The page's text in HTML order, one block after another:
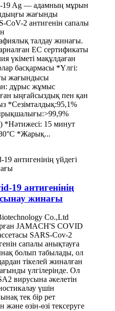
19 Ag — адамның мұрын
жағынды
CoV-2 антигенін сапалы
талдау жинағы.
EC сертификаты
үкіметі мақұлдаған
басқармасы *Үлгі:
жағындысы
дұрыс жұмыс
ыңғайсыздық пен қан
*Сезімталдық:95,1%
*Нәтижесі: 15 минут
*Жарық...
19 антигенінің
сынау жинағы
Co.,Ltd
JAMACH'S COVID
SARS-Cov-2
сапалы анықтауға
болып табылады, ол
тікелей жиналған
үлгілерінде. Ол
вирусына әкелетін
үшін
тек бір рет
және өзін-өзі тексеруге